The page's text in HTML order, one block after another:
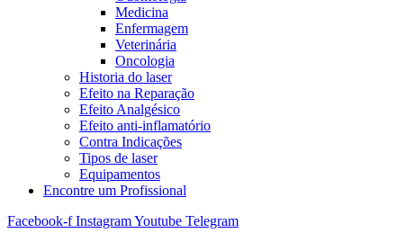
Medicina
Enfermagem
Veterinária
Oncologia
Historia do laser
Efeito na Reparação
Efeito Analgésico
Efeito anti-inflamatório
Contra Indicações
Tipos de laser
Equipamentos
Encontre um Profissional
Facebook-f InstagramYoutube Telegram